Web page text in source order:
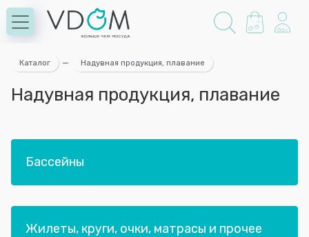
Каталог — Надувная продукция, плавание
Надувная продукция, плавание
Бассейны
Жилеты, круги, очки, матрасы и прочее